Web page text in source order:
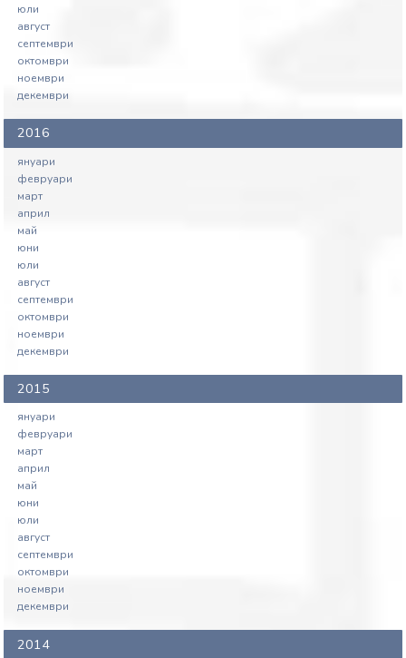
юли
август
септември
октомври
ноември
декември
2016
януари
февруари
март
април
май
юни
юли
август
септември
октомври
ноември
декември
2015
януари
февруари
март
април
май
юни
юли
август
септември
октомври
ноември
декември
2014